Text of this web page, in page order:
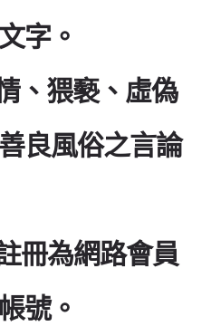
字。
、猥褻、虛偽
良風俗之言論
冊為網路會員
號。